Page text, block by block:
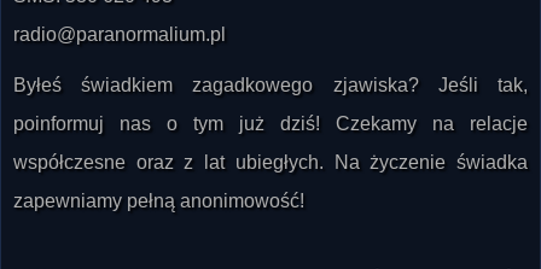
Byłeś świadkiem zagadkowego zjawiska? Jeśli tak,
poinformuj nas o tym już dziś! Czekamy na relacje
współczesne oraz z lat ubiegłych. Na życzenie świadka
zapewniamy pełną anonimowość!